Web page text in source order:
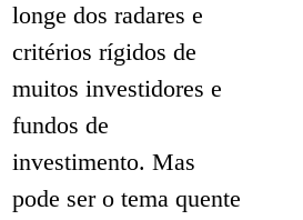
longe dos radares e
critérios rígidos de
muitos investidores e
fundos de
investimento. Mas
pode ser o tema quente